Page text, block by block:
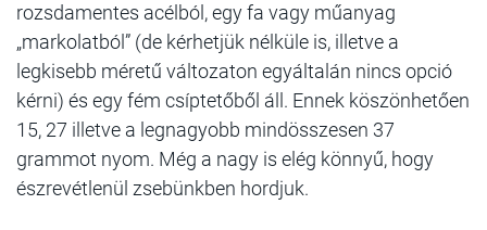
rozsdamentes acélból, egy fa vagy műanyag
„markolatból” (de kérhetjük nélküle is, illetve a
legkisebb méretű változaton egyáltalán nincs opció
kérni) és egy fém csíptetőből áll. Ennek köszönhetően
15, 27 illetve a legnagyobb mindösszesen 37
grammot nyom. Még a nagy is elég könnyű, hogy
észrevétlenül zsebünkben hordjuk.